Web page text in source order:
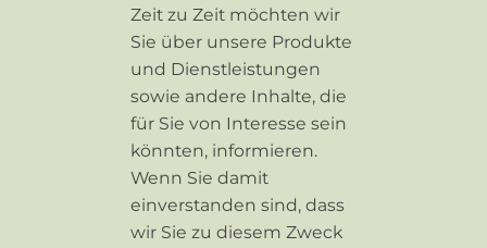
Zeit zu Zeit möchten wir
Sie über unsere Produkte
und Dienstleistungen
sowie andere Inhalte, die
für Sie von Interesse sein
könnten, informieren.
Wenn Sie damit
einverstanden sind, dass
wir Sie zu diesem Zweck